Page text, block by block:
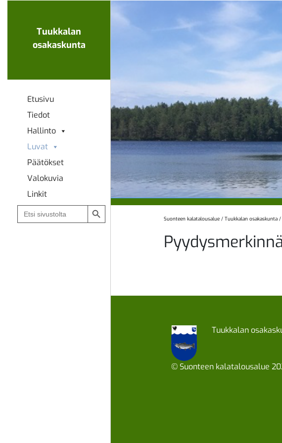
Tuukkalan
osakaskunta
Etusivu
Tiedot
Hallinto
Luvat
Päätökset
Valokuvia
Linkit
Search
for:
Search Button
Suonteen kalatalousalue /Tuukkalan osakaskunta
Tuukkalan
© Suonteen kalatalousalue